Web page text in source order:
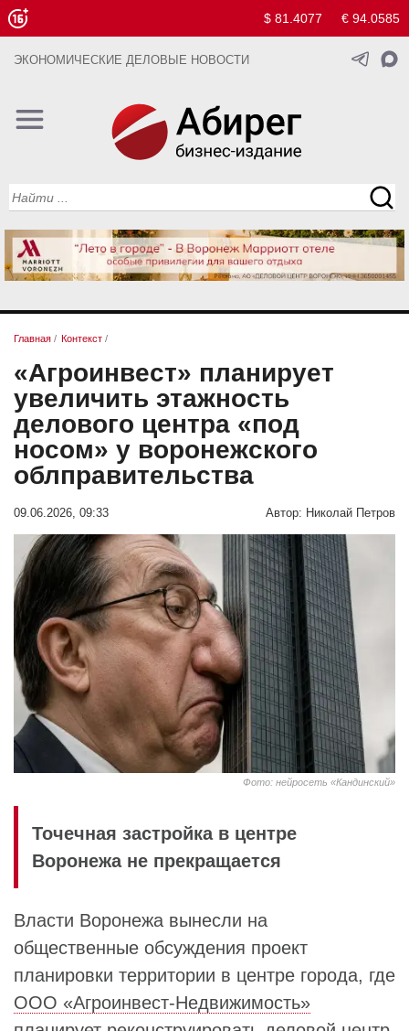
$ 81.4077 € 94.0585
ЭКОНОМИЧЕСКИЕ ДЕЛОВЫЕ НОВОСТИ
Главная / Контекст /
«Агроинвест» планирует
увеличить этажность
делового центра «под
носом» у воронежского
облправительства
09.06.2026, 09:33 Автор: Николай Петров
Фото: нейросеть «Кандинский»
Точечная застройка в центре
Воронежа не прекращается
Власти Воронежа вынесли на
общественные обсуждения проект
планировки территории в центре города, где
ООО «Агроинвест-Недвижимость»